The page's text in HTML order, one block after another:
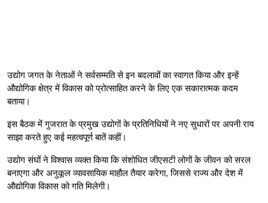
उद्योग जगत के नेताओं ने सर्वसम्मति से इन बदलावों का स्वागत किया और इन्हें
औद्योगिक क्षेत्र में विकास को प्रोत्साहित करने के लिए एक सकारात्मक कदम
बताया।
इस बैठक में गुजरात के प्रमुख उद्योगों के प्रतिनिधियों ने नए सुधारों पर अपनी राय
साझा करते हुए कई महत्वपूर्ण बातें कहीं।
उद्योग संघों ने विश्वास व्यक्त किया कि संशोधित जीएसटी लोगों के जीवन को सरल
बनाएगा और अनुकूल व्यावसायिक माहौल तैयार करेगा, जिससे राज्य और देश में
औद्योगिक विकास को गति मिलेगी।